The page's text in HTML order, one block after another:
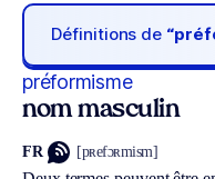
Définitions de
préformisme
nom masculin
FR [pʀefɔʀmism]